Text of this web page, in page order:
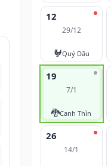
12
29/12
🐓Quý Dậu
19
7/1
🐉Canh Thìn
26
14/1